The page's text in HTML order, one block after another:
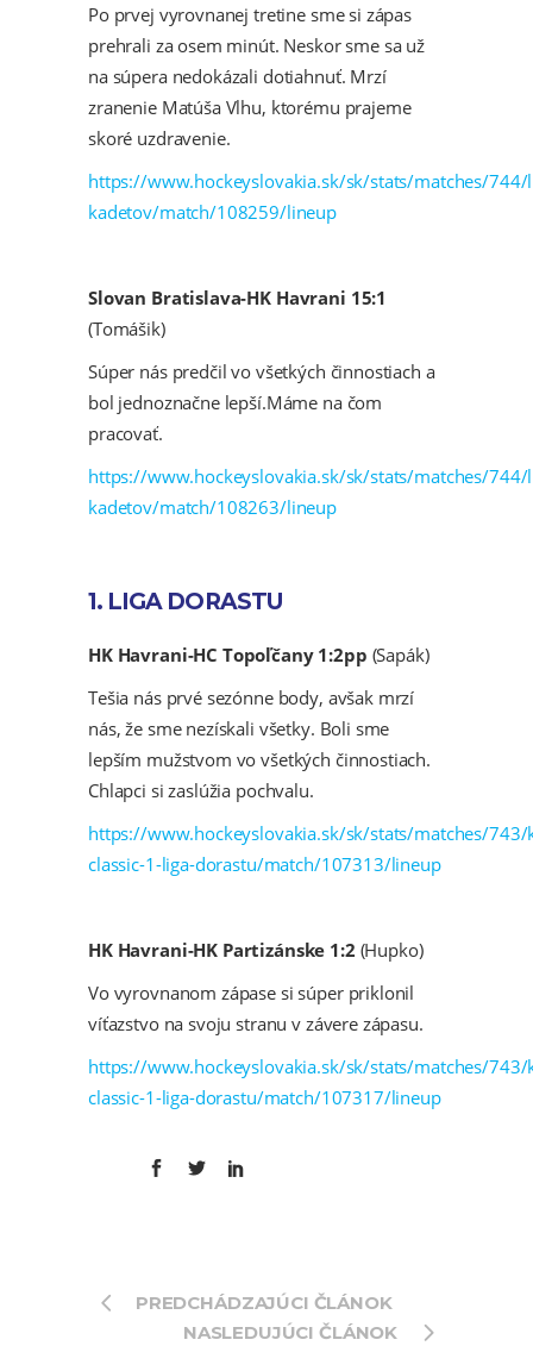
Po prvej vyrovnanej tretine sme si zápas
prehrali za osem minút. Neskor sme sa už
na súpera nedokázali dotiahnuť. Mrzí
zranenie Matúša Vlhu, ktorému prajeme
skoré uzdravenie.
https://www.hockeyslovakia.sk/sk/stats/matches/744/
kadetov/match/108259/lineup
Slovan Bratislava-HK Havrani 15:1
(Tomášik)
Súper nás predčil vo všetkých činnostiach a
bol jednoznačne lepší.Máme na čom
pracovať.
https://www.hockeyslovakia.sk/sk/stats/matches/744/
kadetov/match/108263/lineup
1. LIGA DORASTU
HK Havrani-HC Topoľčany 1:2pp (Sapák)
Tešia nás prvé sezónne body, avšak mrzí
nás, že sme nezískali všetky. Boli sme
lepším mužstvom vo všetkých činnostiach.
Chlapci si zaslúžia pochvalu.
https://www.hockeyslovakia.sk/sk/stats/matches/743/
classic-1-liga-dorastu/match/107313/lineup
HK Havrani-HK Partizánske 1:2 (Hupko)
Vo vyrovnanom zápase si súper priklonil
víťazstvo na svoju stranu v závere zápasu.
https://www.hockeyslovakia.sk/sk/stats/matches/743/
classic-1-liga-dorastu/match/107317/lineup
PREDCHÁDZAJÚCI ČLÁNOK
NASLEDUJÚCI ČLÁNOK